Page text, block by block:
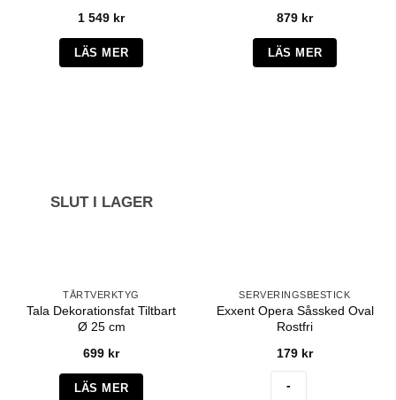
1 549 kr
LÄS MER
879 kr
LÄS MER
SLUT I LAGER
TÅRTVERKTYG
Tala Dekorationsfat Tiltbart
Ø 25 cm
699 kr
LÄS MER
SERVERINGSBESTICK
Exxent Opera Såssked Oval
Rostfri
179 kr